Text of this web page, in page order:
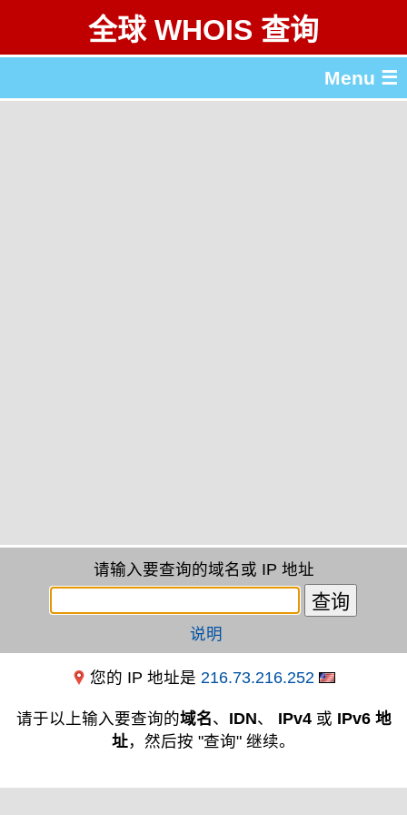
全球 WHOIS 查询
Menu ☰
请输入要查询的域名或 IP 地址
说明
您的 IP 地址是 216.73.216.252
请于以上输入要查询的域名、 IDN、 IPv4或 IPv6 地
址，然后按 "查询" 继续。